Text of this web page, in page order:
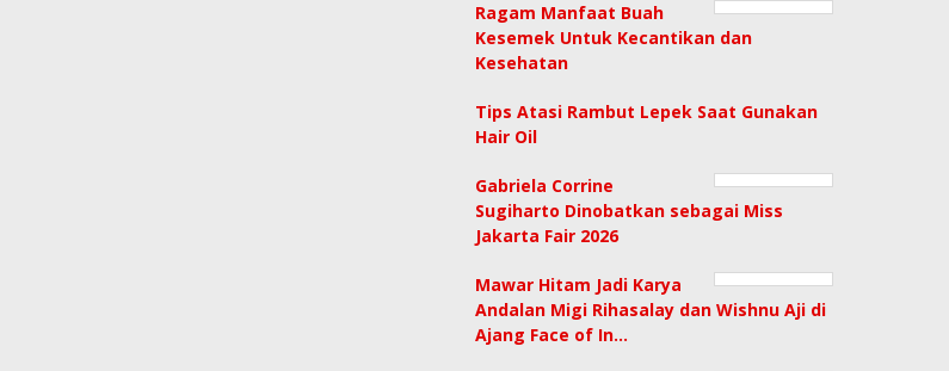
Ragam Manfaat Buah
Kesemek Untuk Kecantikan dan
Kesehatan
Tips Atasi Rambut Lepek Saat Gunakan
Hair Oil
Gabriela Corrine
Sugiharto Dinobatkan sebagai Miss
Jakarta Fair 2026
Mawar Hitam Jadi Karya
Andalan Migi Rihasalay dan Wishnu Aji di
Ajang Face of In…